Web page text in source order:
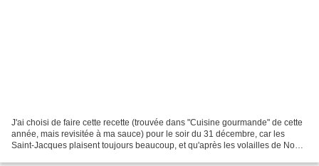
J'ai choisi de faire cette recette (trouvée dans "Cuisine gourmande" de cette
année, mais revisitée à ma sauce) pour le soir du 31 décembre, car les
Saint-Jacques plaisent toujours beaucoup, et qu'après les volailles de Noël,